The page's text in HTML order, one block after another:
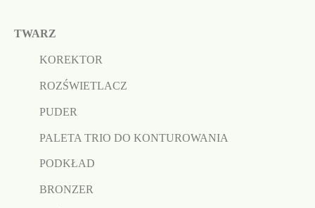
TWARZ
KOREKTOR
ROZŚWIETLACZ
PUDER
PALETA TRIO DO KONTUROWANIA
PODKŁAD
BRONZER